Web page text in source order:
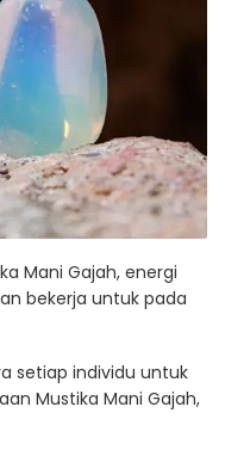
Mani Gajah, energi
bekerja untuk pada
setiap individu untuk
Mustika Mani Gajah,